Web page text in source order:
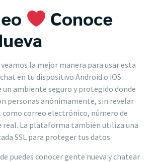
Conoce
la mejor manera para usar esta
en tu dispositivo Android o iOS.
un ambiente seguro y protegido donde
personas anónimamente, sin revelar
correo electrónico, número de
La plataforma también utiliza una
SSL para proteger tus datos.
puedes conocer gente nueva y chatear